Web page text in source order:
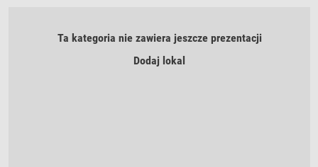
Ta kategoria nie zawiera jeszcze prezentacji
Dodaj lokal